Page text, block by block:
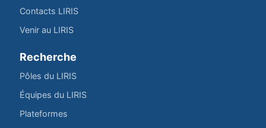
Contacts LIRIS
Venir au LIRIS
Recherche
Pôles du LIRIS
Équipes du LIRIS
Plateformes